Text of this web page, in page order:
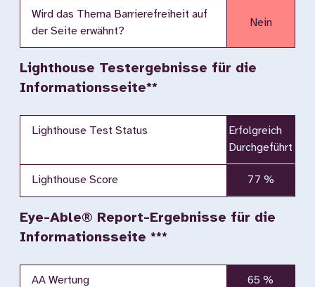
Wird das Thema Barrierefreiheit auf
der Seite erwähnt?
Nein
Lighthouse Testergebnisse für die
Informationsseite**
Lighthouse Test Status
Erfolgreich
Durchgeführt
Lighthouse Score 77 %
Eye-Able® Report-Ergebnisse für die
Informationsseite ***
AA Wertung 65 %